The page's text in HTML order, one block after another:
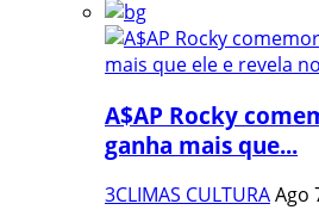
A$AP Rocky
ganha mais que...
3CLIMAS CULTURAAgo